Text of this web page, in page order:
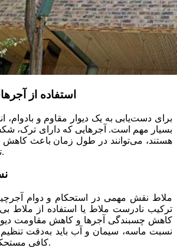
استفاده از
برای دست‌یابی به یک دیوار مقاوم و بادوام،
بسیار مهم است. آجرهایی که دارای ترک،
هستند، می‌توانند در طول زمان باعث کاهش
ترک در سطح آن شوند.
ملاط نقش مهمی در استحکام و دوام
ترکیب نادرست ملاط یا استفاده از ملاط
کاهش چسبندگی آجرها و کاهش مقاومت
نسبت ماسه، سیمان و آب باید به‌دقت تنظیم
کافی مستحکم و انعطاف‌پذیر باشد.